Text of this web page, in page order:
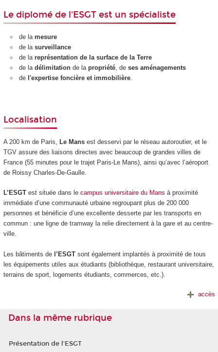
Le diplomé de l'ESGT est un spécialiste
de la mesure
de la surveillance
de la représentation de la surface de la Terre
de la délimitation de la propriété, de ses aménagements
de l'expertise foncière et immobilière.
Localisation
A 200 km de Paris, Le Mansest desservi par le réseau autoroutier, et le
TGV assure des liaisons directes avec beaucoup de grandes villes de
France (55 minutes pour le trajet Paris-Le Mans), ainsi qu’avec l’aéroport
de Roissy Charles-De-Gaulle.
L’ESGTest située dans le campus universitaire du Mans à proximité
immédiate d’une communauté urbaine regroupant plus de 200 000
personnes et bénéficie d’une excellente desserte par les transports en
commun : une ligne de tramway la relie directement à la gare et au centre-
ville.
Les bâtiments del’ESGTsont également implantés à proximité de tous
les équipements utiles aux étudiants (bibliothèque, restaurant universitaire,
terrains de sport, logements étudiants, commerces, etc.).
accès
Dans la même rubrique
Présentation de l'ESGT